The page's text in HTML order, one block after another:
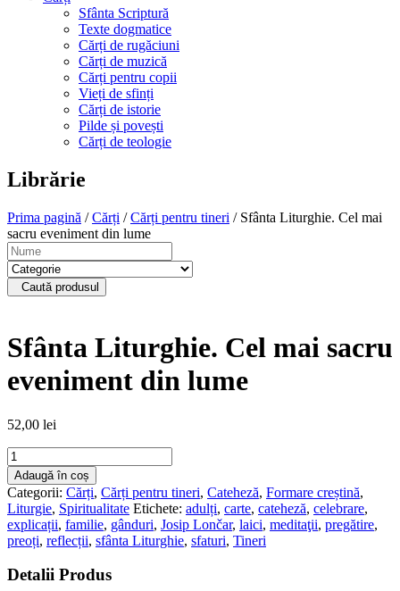
Sfânta Scriptură
Texte dogmatice
Cărți de rugăciuni
Cărți de muzică
Cărți pentru copii
Vieți de sfinți
Cărți de istorie
Pilde și povești
Cărți de teologie
Librărie
Prima pagină /Cărți /Cărți pentru tineri / Sfânta Liturghie. Cel mai
sacru eveniment din lume
Caută produsul
Sfânta Liturghie. Cel mai sacru
eveniment din lume
52,00 lei
Cantitate
Sfânta
Liturghie.
Cel
mai
sacru
eveniment
din
lume
Adaugă în coș
Categorii: Cărți, Cărți pentru tineri, Cateheză, Formare creștină,
Liturgie, Spiritualitate Etichete: adulți, carte, cateheză, celebrare,
explicații, familie, gânduri, Josip Lončar, laici, meditaţii, pregătire,
preoți, reflecții, sfânta Liturghie, sfaturi, Tineri
Detalii Produs